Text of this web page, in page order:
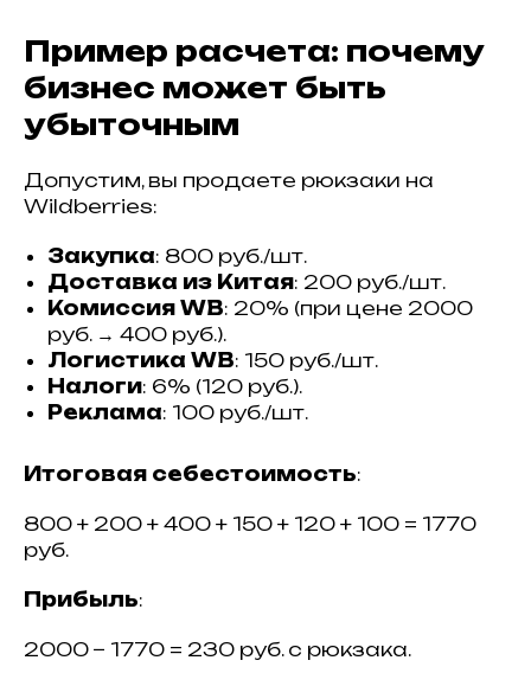
Пример расчета: почему
бизнес может быть
убыточным
Допустим, вы продаете рюкзаки на
Wildberries:
Закупка: 800 руб./шт.
Доставка из Китая: 200 руб./шт.
Комиссия WB: 20% (при цене 2000
руб. → 400 руб.).
Логистика WB: 150 руб./шт.
Налоги: 6% (120 руб.).
Реклама: 100 руб./шт.
Итоговая себестоимость:
800 + 200 + 400 + 150 + 120 + 100 = 1770
руб.
Прибыль:
2000 − 1770 = 230 руб. с рюкзака.